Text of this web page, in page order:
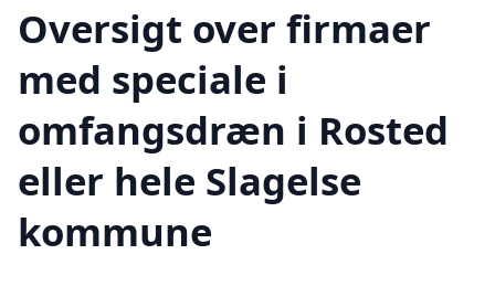
Oversigt over firmaer
med speciale i
omfangsdræn i Rosted
eller hele Slagelse
kommune